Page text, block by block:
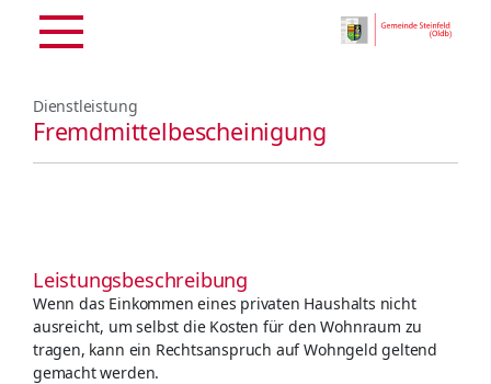
Dienstleistung
Fremdmittelbescheinigung
Leistungsbeschreibung
Wenn das Einkommen eines privaten Haushalts nicht
ausreicht, um selbst die Kosten für den Wohnraum zu
tragen, kann ein Rechtsanspruch auf Wohngeld geltend
gemacht werden.